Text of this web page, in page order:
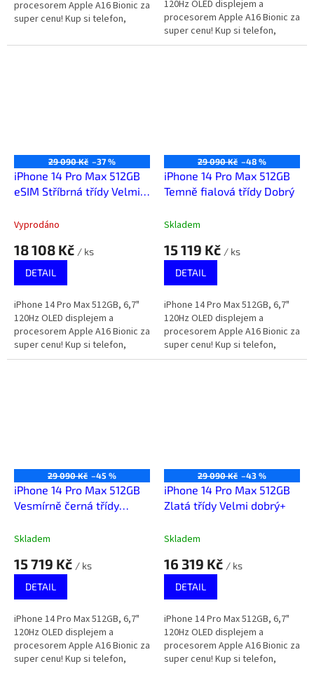
procesorem Apple A16 Bionic za
super cenu! Kup si telefon,
spoustu muziky.
120Hz OLED displejem a
procesorem Apple A16 Bionic za
super cenu! Kup si telefon,
který za málo peněz zahraje
29 090 Kč –37 %
iPhone 14 Pro Max 512GB
eSIM Stříbrná třídy Velmi
Vyprodáno
18 108 Kč / ks
DETAIL
iPhone 14 Pro Max 512GB, 6,7"
120Hz OLED displejem a
procesorem Apple A16 Bionic za
super cenu! Kup si telefon,
který za málo peněz zahraje
29 090 Kč –48 %
iPhone 14 Pro Max 512GB
Temně fialová třídy Dobrý
Skladem
15 119 Kč / ks
DETAIL
iPhone 14 Pro Max 512GB, 6,7"
120Hz OLED displejem a
procesorem Apple A16 Bionic za
super cenu! Kup si telefon,
který za málo peněz zahraje
29 090 Kč –45 %
iPhone 14 Pro Max 512GB
Vesmírně černá třídy
Skladem
15 719 Kč / ks
DETAIL
iPhone 14 Pro Max 512GB, 6,7"
120Hz OLED displejem a
procesorem Apple A16 Bionic za
super cenu! Kup si telefon,
29 090 Kč –43 %
iPhone 14 Pro Max 512GB
Zlatá třídy Velmi dobrý+
Skladem
16 319 Kč / ks
DETAIL
iPhone 14 Pro Max 512GB, 6,7"
120Hz OLED displejem a
procesorem Apple A16 Bionic za
super cenu! Kup si telefon,